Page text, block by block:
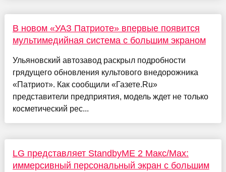
В новом «УАЗ Патриоте» впервые появится
мультимедийная система с большим экраном
Ульяновский автозавод раскрыл подробности
грядущего обновления культового внедорожника
«Патриот». Как сообщили «Газете.Ru»
представители предприятия, модель ждет не только
косметический рес...
LG представляет StandbyME 2 Макс/Мах:
иммерсивный персональный экран с большим